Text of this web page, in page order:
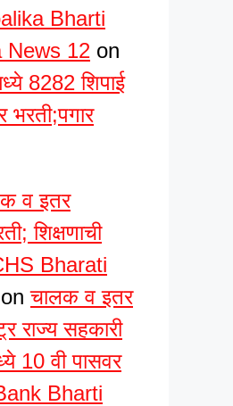
Bharti
News 12 on
8282 शिपाई
भरती;पगार
व इतर
शिक्षणाची
Bharati
चालक व इतर
राज्य सहकारी
10 वी पासवर
Bharti